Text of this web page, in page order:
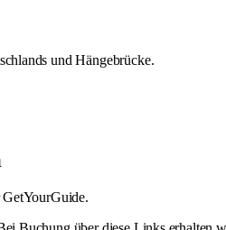
und Hängebrücke.